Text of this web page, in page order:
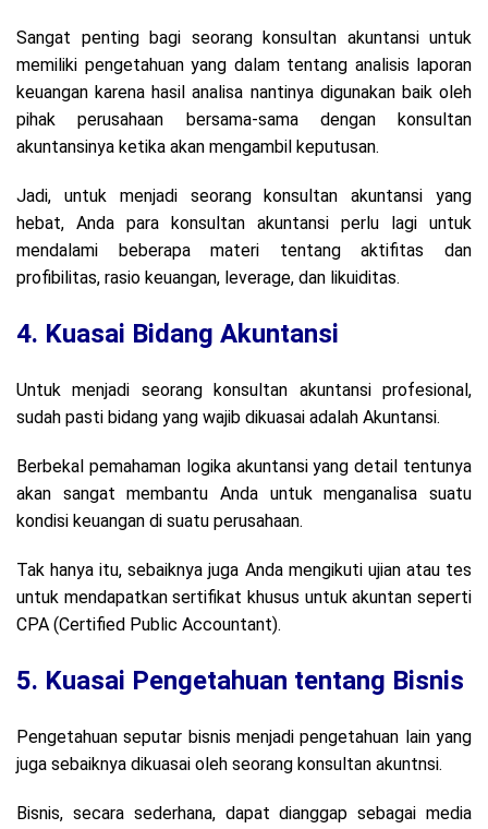
Sangat penting bagi seorang konsultan akuntansi untuk
memiliki pengetahuan yang dalam tentang analisis laporan
keuangan karena hasil analisa nantinya digunakan baik oleh
pihak perusahaan bersama-sama dengan konsultan
akuntansinya ketika akan mengambil keputusan.
Jadi, untuk menjadi seorang konsultan akuntansi yang
hebat, Anda para konsultan akuntansi perlu lagi untuk
mendalami beberapa materi tentang aktifitas dan
profibilitas, rasio keuangan, leverage, dan likuiditas.
4. Kuasai Bidang Akuntansi
Untuk menjadi seorang konsultan akuntansi profesional,
sudah pasti bidang yang wajib dikuasai adalah Akuntansi.
Berbekal pemahaman logika akuntansi yang detail tentunya
akan sangat membantu Anda untuk menganalisa suatu
kondisi keuangan di suatu perusahaan.
Tak hanya itu, sebaiknya juga Anda mengikuti ujian atau tes
untuk mendapatkan sertifikat khusus untuk akuntan seperti
CPA (Certified Public Accountant).
5. Kuasai Pengetahuan tentang Bisnis
Pengetahuan seputar bisnis menjadi pengetahuan lain yang
juga sebaiknya dikuasai oleh seorang konsultan akuntnsi.
Bisnis, secara sederhana, dapat dianggap sebagai media